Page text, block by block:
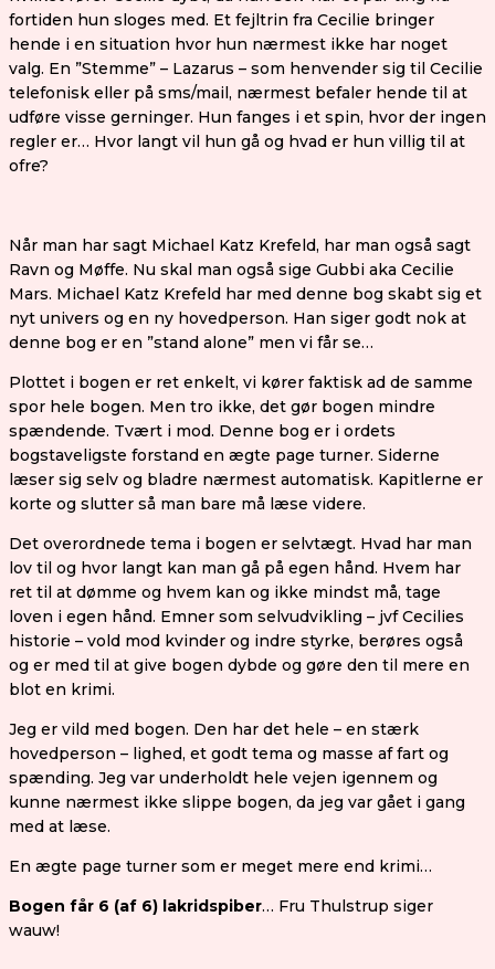
fortiden hun sloges med. Et fejltrin fra Cecilie bringer
hende i en situation hvor hun nærmest ikke har noget
valg. En ”Stemme” – Lazarus – som henvender sig til Cecilie
telefonisk eller på sms/mail, nærmest befaler hende til at
udføre visse gerninger. Hun fanges i et spin, hvor der ingen
regler er… Hvor langt vil hun gå og hvad er hun villig til at
ofre?
Når man har sagt Michael Katz Krefeld, har man også sagt
Ravn og Møffe. Nu skal man også sige Gubbi aka Cecilie
Mars. Michael Katz Krefeld har med denne bog skabt sig et
nyt univers og en ny hovedperson. Han siger godt nok at
denne bog er en ”stand alone” men vi får se…
Plottet i bogen er ret enkelt, vi kører faktisk ad de samme
spor hele bogen. Men tro ikke, det gør bogen mindre
spændende. Tvært i mod. Denne bog er i ordets
bogstaveligste forstand en ægte page turner. Siderne
læser sig selv og bladre nærmest automatisk. Kapitlerne er
korte og slutter så man bare må læse videre.
Det overordnede tema i bogen er selvtægt. Hvad har man
lov til og hvor langt kan man gå på egen hånd. Hvem har
ret til at dømme og hvem kan og ikke mindst må, tage
loven i egen hånd. Emner som selvudvikling – jvf Cecilies
historie – vold mod kvinder og indre styrke, berøres også
og er med til at give bogen dybde og gøre den til mere en
blot en krimi.
Jeg er vild med bogen. Den har det hele – en stærk
hovedperson – lighed, et godt tema og masse af fart og
spænding. Jeg var underholdt hele vejen igennem og
kunne nærmest ikke slippe bogen, da jeg var gået i gang
med at læse.
En ægte page turner som er meget mere end krimi…
Bogen får 6 (af 6) lakridspiber… Fru Thulstrup siger
wauw!